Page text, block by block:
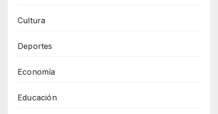
Cultura
Deportes
Economía
Educación